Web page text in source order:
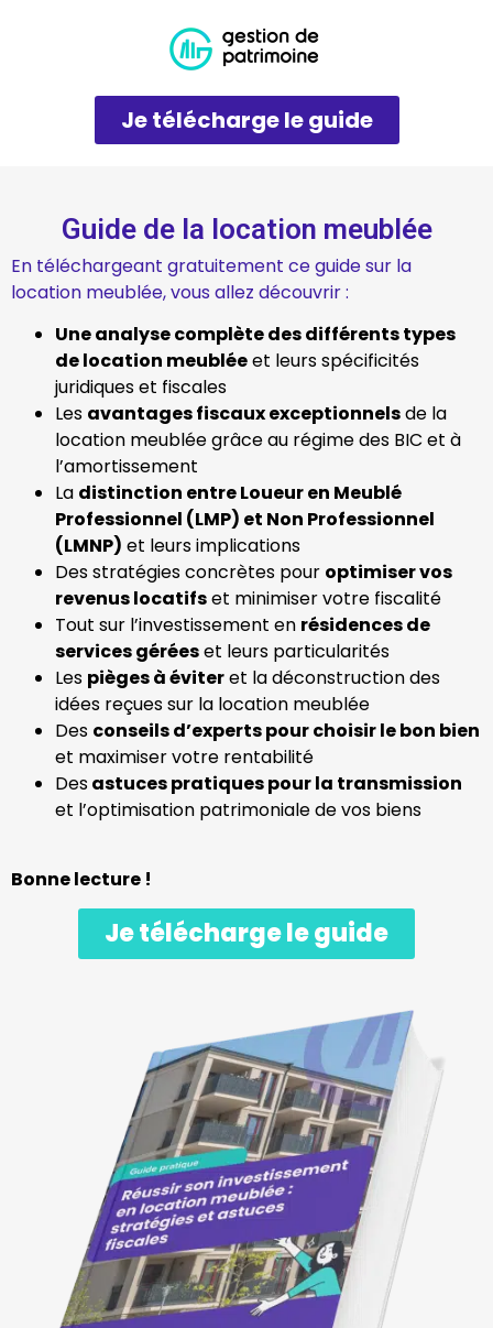
Je télécharge le guide
Guide de la location meublée
En téléchargeant gratuitement ce guide sur la
location meublée, vous allez découvrir :
Une analyse complète des différents types
de location meubléeet leurs spécificités
juridiques et fiscales
Les avantages fiscaux exceptionnelsde la
location meublée grâce au régime des BIC et à
l’amortissement
La distinction entre Loueur en Meublé
Professionnel (LMP) et Non Professionnel
(LMNP) et leurs implications
Des stratégies concrètes pour optimiser vos
revenus locatifset minimiser votre fiscalité
Tout sur l’investissement en résidences de
services géréeset leurs particularités
Les pièges à éviteret la déconstruction des
idées reçues sur la location meublée
Des conseils d’experts pour choisir le bon bien
et maximiser votre rentabilité
Desastuces pratiques pour la transmission
et l’optimisation patrimoniale de vos biens
Bonne lecture !
Je télécharge le guide